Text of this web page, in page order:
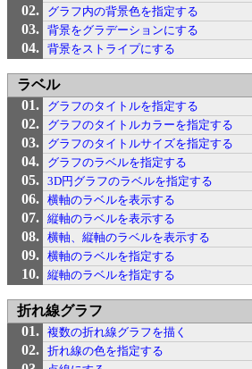
グラフ内の背景色を指定する
背景をグラデーションにする
背景をストライプにする
ラベル
グラフのタイトルを指定する
グラフのタイトルカラーを指定する
グラフのタイトルサイズを指定する
グラフのラベルを指定する
3D円グラフのラベルを指定する
横軸のラベルを表示する
縦軸のラベルを表示する
横軸、縦軸のラベルを表示する
横軸のラベルを指定する
縦軸のラベルを指定する
折れ線グラフ
複数の折れ線グラフを描く
折れ線の色を指定する